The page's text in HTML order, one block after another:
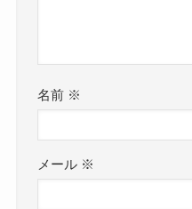
名前 ※
メール ※